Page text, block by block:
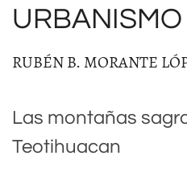
URBANISMO
RUBÉN B. MORANTE
Las montañas
Teotihuacan